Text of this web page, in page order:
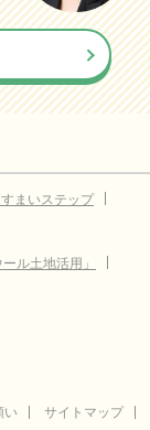
まいステップ
ル土地活用」
い
サイトマップ